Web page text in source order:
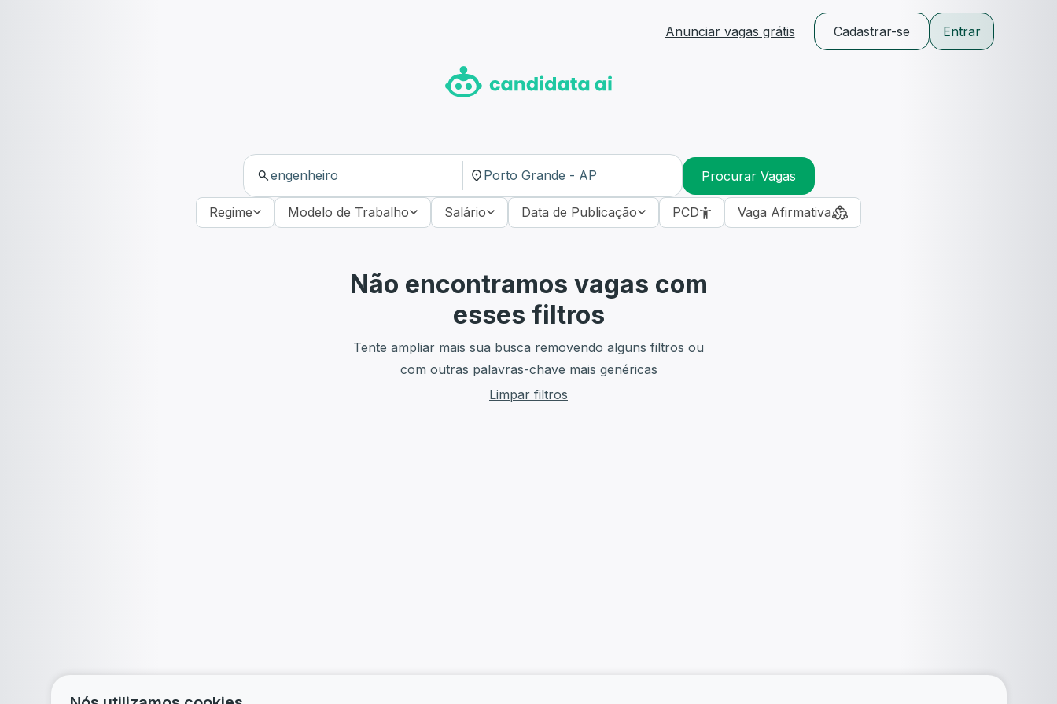
Anunciar vagas grátis Cadastrar-se Entrar
Procurar Vagas
Regime Modelo de Trabalho Salário Data de Publicação PCD Vaga Afirmativa
Não encontramos vagas com
esses filtros
Tente ampliar mais sua busca removendo alguns filtros ou
com outras palavras-chave mais genéricas
Limpar filtros